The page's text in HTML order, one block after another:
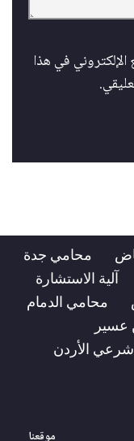
في هذا
محامي جدة
آلية الاستشارة
محامي الدمام
عسير
شرعي الأردن
موقعنا